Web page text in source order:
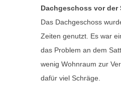
Dachgeschoss vor der
Das Dachgeschoss
Zeiten genutzt. Es war
das Problem an dem
wenig Wohnraum zur
dafür viel Schräge.